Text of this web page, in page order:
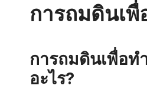
การถมดินเ
การถมดินเพื่อท
อะไร?